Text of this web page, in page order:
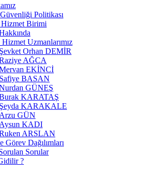
Güvenliği Politikası
Hizmet Birimi
Hizmet Uzmanlarımız
Şevket Orhan DEMİR
AĞCA
EKİNCİ
Safiye BASAN
GÜNEŞ
KARATAŞ
Şeyda KARAKALE
Arzu GÜN
Aysun KADI
ARSLAN
Görev Dağılımları
Sorular
?